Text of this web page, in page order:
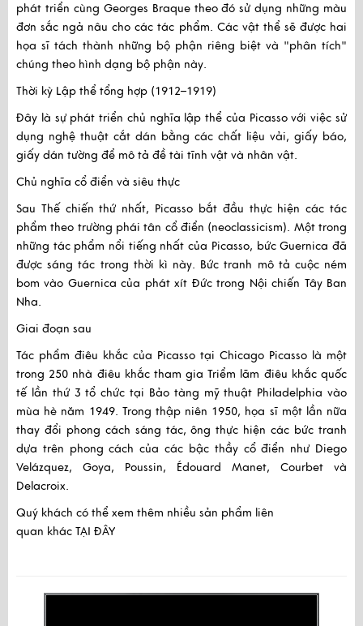
phát triển cùng Georges Braque theo đó sử dụng những màu
đơn sắc ngả nâu cho các tác phẩm. Các vật thể sẽ được hai
họa sĩ tách thành những bộ phận riêng biệt và "phân tích"
chúng theo hình dạng bộ phận này.
Thời kỳ Lập thể tổng hợp (1912–1919)
Đây là sự phát triển chủ nghĩa lập thể của Picasso với việc sử
dụng nghệ thuật cắt dán bằng các chất liệu vải, giấy báo,
giấy dán tường để mô tả đề tài tĩnh vật và nhân vật.
Chủ nghĩa cổ điển và siêu thực
Sau Thế chiến thứ nhất, Picasso bắt đầu thực hiện các tác
phẩm theo trường phái tân cổ điển (neoclassicism). Một trong
những tác phẩm nổi tiếng nhất của Picasso, bức Guernica đã
được sáng tác trong thời kì này. Bức tranh mô tả cuộc ném
bom vào Guernica của phát xít Đức trong Nội chiến Tây Ban
Nha.
Giai đoạn sau
Tác phẩm điêu khắc của Picasso tại Chicago Picasso là một
trong 250 nhà điêu khắc tham gia Triểm lãm điêu khắc quốc
tế lần thứ 3 tổ chức tại Bảo tàng mỹ thuật Philadelphia vào
mùa hè năm 1949. Trong thập niên 1950, họa sĩ một lần nữa
thay đổi phong cách sáng tác, ông thực hiện các bức tranh
dựa trên phong cách của các bậc thầy cổ điển như Diego
Velázquez, Goya, Poussin, Édouard Manet, Courbet và
Delacroix.
Quý khách có thể xem thêm nhiều sản phẩm liên
quan khác TẠI ĐÂY